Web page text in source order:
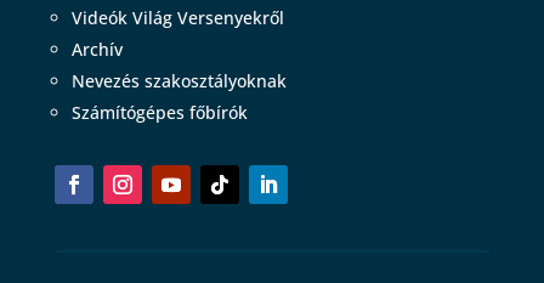
Videók Világ Versenyekről
Archív
Nevezés szakosztályoknak
Számítógépes főbírók